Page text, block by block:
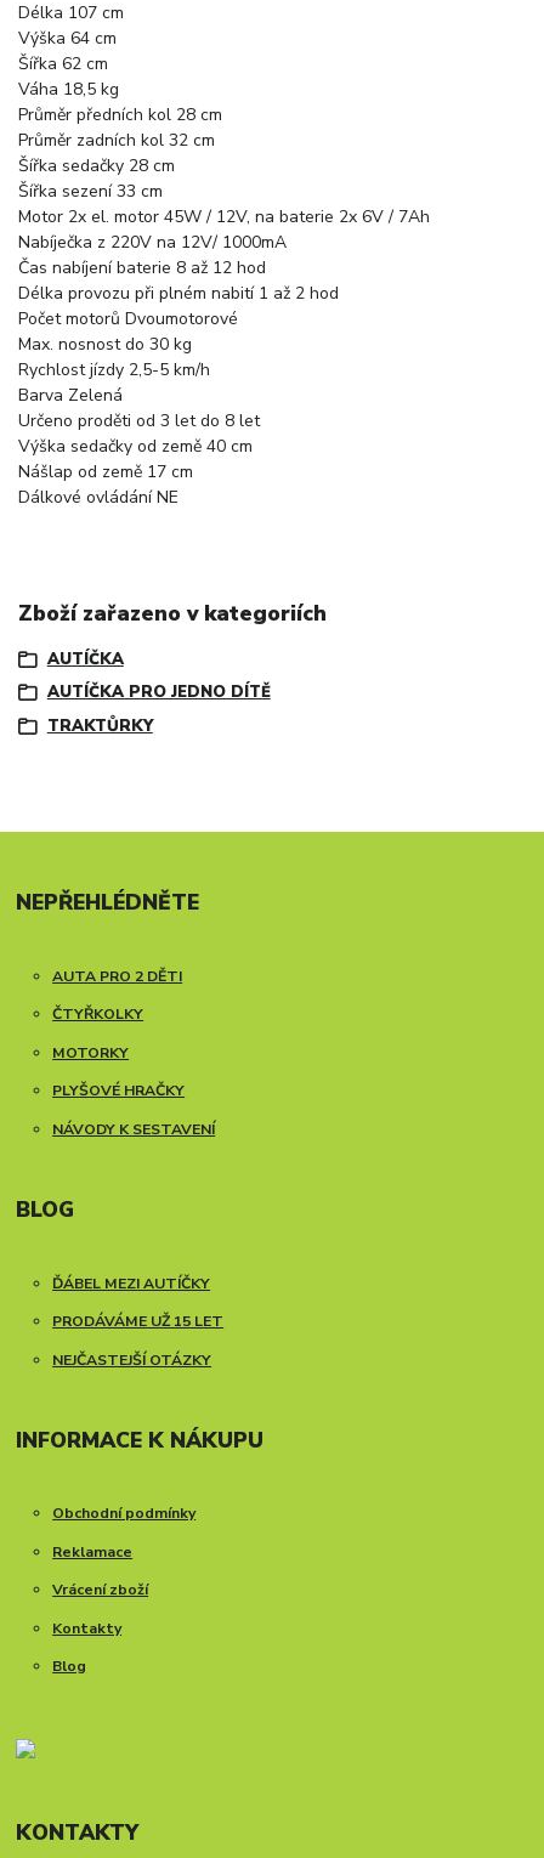
Délka 107 cm
Výška 64 cm
Šířka 62 cm
Váha 18,5 kg
Průměr předních kol 28 cm
Průměr zadních kol 32 cm
Šířka sedačky 28 cm
Šířka sezení33 cm
Motor 2x el. motor 45W / 12V, na baterie 2x 6V / 7Ah
Nabíječka z 220V na 12V/ 1000mA
Čas nabíjení baterie 8 až 12 hod
Délka provozu při plném nabití 1 až 2 hod
Počet motorů Dvoumotorové
Max. nosnostdo 30 kg
Rychlost jízdy 2,5-5 km/h
Barva Zelená
Určeno proděti od 3 let do 8 let
Výška sedačky od země 40 cm
Nášlap od země 17 cm
Dálkové ovládáníNE
Zboží zařazeno v kategoriích
AUTÍČKA
AUTÍČKA PRO JEDNO DÍTĚ
TRAKTŮRKY
NEPŘEHLÉDNĚTE
AUTA PRO 2 DĚTI
ČTYŘKOLKY
MOTORKY
PLYŠOVÉ HRAČKY
NÁVODY K SESTAVENÍ
BLOG
ĎÁBEL MEZI AUTÍČKY
PRODÁVÁME UŽ 15 LET
NEJČASTEJŠÍ OTÁZKY
INFORMACE K NÁKUPU
Obchodní podmínky
Reklamace
Vrácení zboží
Kontakty
Blog
KONTAKTY